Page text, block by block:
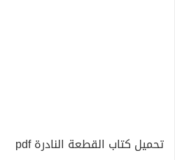
تحميل كتاب القطعة النادرة pdf